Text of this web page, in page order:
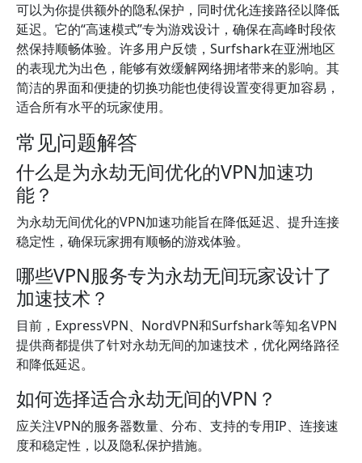
可以为你提供额外的隐私保护，同时优化连接路径以降低
延迟。它的“高速模式”专为游戏设计，确保在高峰时段依
然保持顺畅体验。许多用户反馈，Surfshark在亚洲地区
的表现尤为出色，能够有效缓解网络拥堵带来的影响。其
简洁的界面和便捷的切换功能也使得设置变得更加容易，
适合所有水平的玩家使用。
常见问题解答
什么是为永劫无间优化的VPN加速功
能？
为永劫无间优化的VPN加速功能旨在降低延迟、提升连接
稳定性，确保玩家拥有顺畅的游戏体验。
哪些VPN服务专为永劫无间玩家设计了
加速技术？
目前，ExpressVPN、NordVPN和Surfshark等知名VPN
提供商都提供了针对永劫无间的加速技术，优化网络路径
和降低延迟。
如何选择适合永劫无间的VPN？
应关注VPN的服务器数量、分布、支持的专用IP、连接速
度和稳定性，以及隐私保护措施。